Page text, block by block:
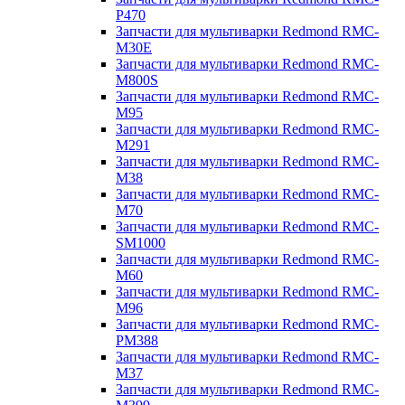
P470
Запчасти для мультиварки Redmond RMC-
M30E
Запчасти для мультиварки Redmond RMC-
M800S
Запчасти для мультиварки Redmond RMC-
M95
Запчасти для мультиварки Redmond RMC-
M291
Запчасти для мультиварки Redmond RMC-
M38
Запчасти для мультиварки Redmond RMC-
M70
Запчасти для мультиварки Redmond RMC-
SM1000
Запчасти для мультиварки Redmond RMC-
M60
Запчасти для мультиварки Redmond RMC-
M96
Запчасти для мультиварки Redmond RMC-
PM388
Запчасти для мультиварки Redmond RMC-
M37
Запчасти для мультиварки Redmond RMC-